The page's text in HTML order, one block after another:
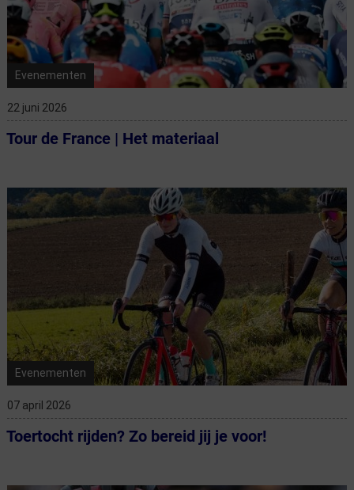
Evenementen
22 juni 2026
Tour de France | Het materiaal
Evenementen
07 april 2026
Toertocht rijden? Zo bereid jij je voor!